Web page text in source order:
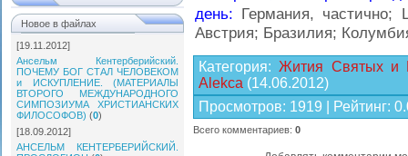
Новое в файлах
[19.11.2012]
Ансельм Кентерберийский.
ПОЧЕМУ БОГ СТАЛ ЧЕЛОВЕКОМ
и ИСКУПЛЕНИЕ. (МАТЕРИАЛЫ
ВТОРОГО МЕЖДУНАРОДНОГО
СИМПОЗИУМА ХРИСТИАНСКИХ
ФИЛОСОФОВ) (0)
[18.09.2012]
АНСЕЛЬМ КЕНТЕРБЕРИЙСКИЙ.
день: Германия, частично;
Австрия; Бразилия;
Категория: Жития Святых и
Alekca (14.06.2012)
Просмотров: 1919 Рейтинг:
Всего комментариев: 0